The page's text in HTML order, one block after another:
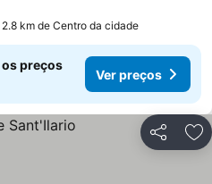
2.8 km de Centro da cidade
os preços
Ver preços
Partilhar